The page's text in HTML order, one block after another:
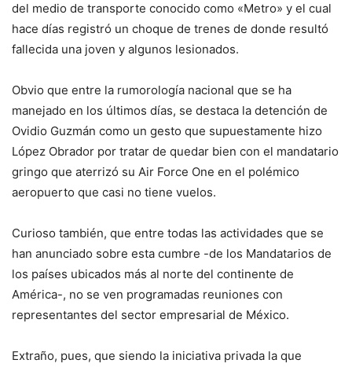
del medio de transporte conocido como «Metro» y el cual
hace días registró un choque de trenes de donde resultó
fallecida una joven y algunos lesionados.
Obvio que entre la rumorología nacional que se ha
manejado en los últimos días, se destaca la detención de
Ovidio Guzmán como un gesto que supuestamente hizo
López Obrador por tratar de quedar bien con el mandatario
gringo que aterrizó su Air Force One en el polémico
aeropuerto que casi no tiene vuelos.
Curioso también, que entre todas las actividades que se
han anunciado sobre esta cumbre -de los Mandatarios de
los países ubicados más al norte del continente de
América-, no se ven programadas reuniones con
representantes del sector empresarial de México.
Extraño, pues, que siendo la iniciativa privada la que